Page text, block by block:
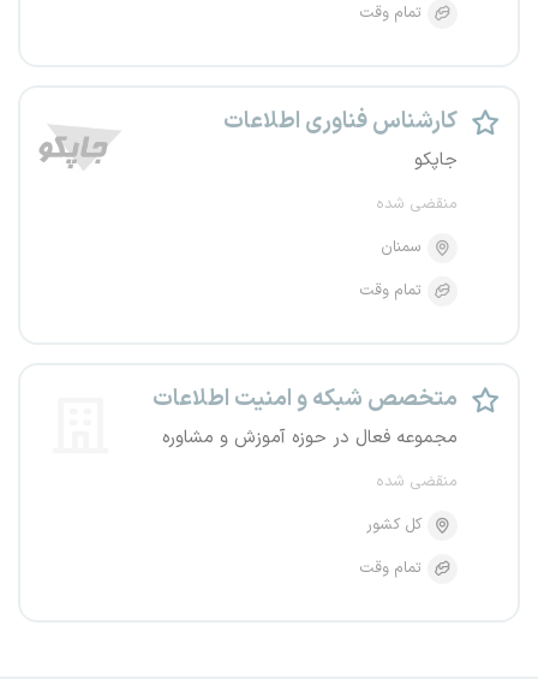
تمام وقت
کارشناس فناوری اطلاعات
جاپکو
منقضی شده
سمنان
تمام وقت
متخصص شبکه و امنیت اطلاعات
مجموعه فعال در حوزه آموزش و مشاوره
منقضی شده
کل کشور
تمام وقت